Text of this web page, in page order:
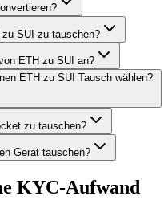
SUI zu tauschen?
ETH zu SUI an?
ETH zu SUI Tausch wählen?
zu tauschen?
Gerät tauschen?
KYC-Aufwand